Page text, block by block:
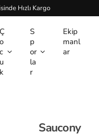
Hızlı Kargo
Ç
o
c
u
k
S
p
or
la
r
Ekip
manl
ar
Saucony